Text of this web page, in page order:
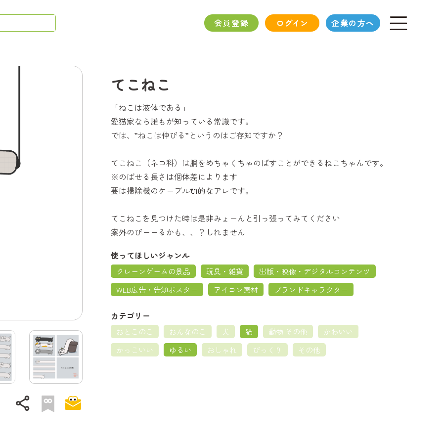
会員登録 ログイン 企業の方へ
share
てこねこ
「ねこは液体である」
愛猫家なら誰もが知っている常識です。
では、”ねこは伸びる”というのはご存知ですか？
てこねこ（ネコ科）は胴をめちゃくちゃのばすことができるねこちゃんです。
※のばせる長さは個体差によります
要は掃除機のケーブル🔌的なアレです。
てこねこを見つけた時は是非みょーんと引っ張ってみてください
案外のびーーるかも、、？しれません
使ってほしいジャンル
クレーンゲームの景品 玩具・雑貨
出版・映像・デジタルコンテンツ
WEB広告・告知ポスター
アイコン素材 ブランドキャラクター
カテゴリー
おとこのこ おんなのこ 犬 猫 動物 その他
かわいい
かっこいい
ゆるい おしゃれ びっくり その他